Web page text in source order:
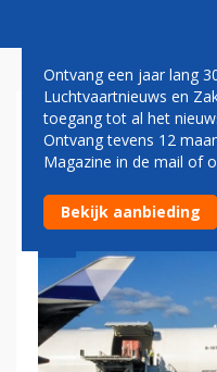
MEE VAN
Ontvang een jaar lang
Luchtvaartnieuws en
toegang tot al het
Ontvang tevens 12
Magazine in de mail of
Bekijk aanbieding